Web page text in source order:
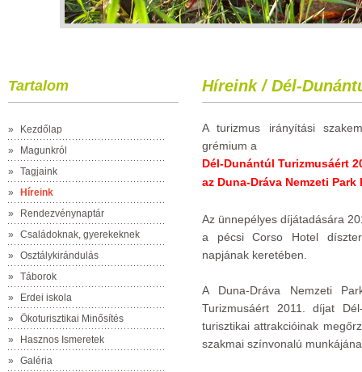
Tartalom
»
Kezdőlap
»
Magunkról
»
Tagjaink
»
Híreink
»
Rendezvénynaptár
»
Családoknak, gyerekeknek
»
Osztálykirándulás
»
Táborok
»
Erdei iskola
»
Ökoturisztikai Minősítés
»
Hasznos Ismeretek
»
Galéria
Híreink / Dél-
A turizmus irányítási
grémium a
Dél-Dunántúl Turizmusáért
az Duna-Dráva Nemzeti
Az ünnepélyes díjátadására
a pécsi Corso Hotel
napjának keretében.
A Duna-Dráva Nemzeti
Turizmusáért 2011. díjat
turisztikai attrakcióinak
szakmai színvonalú